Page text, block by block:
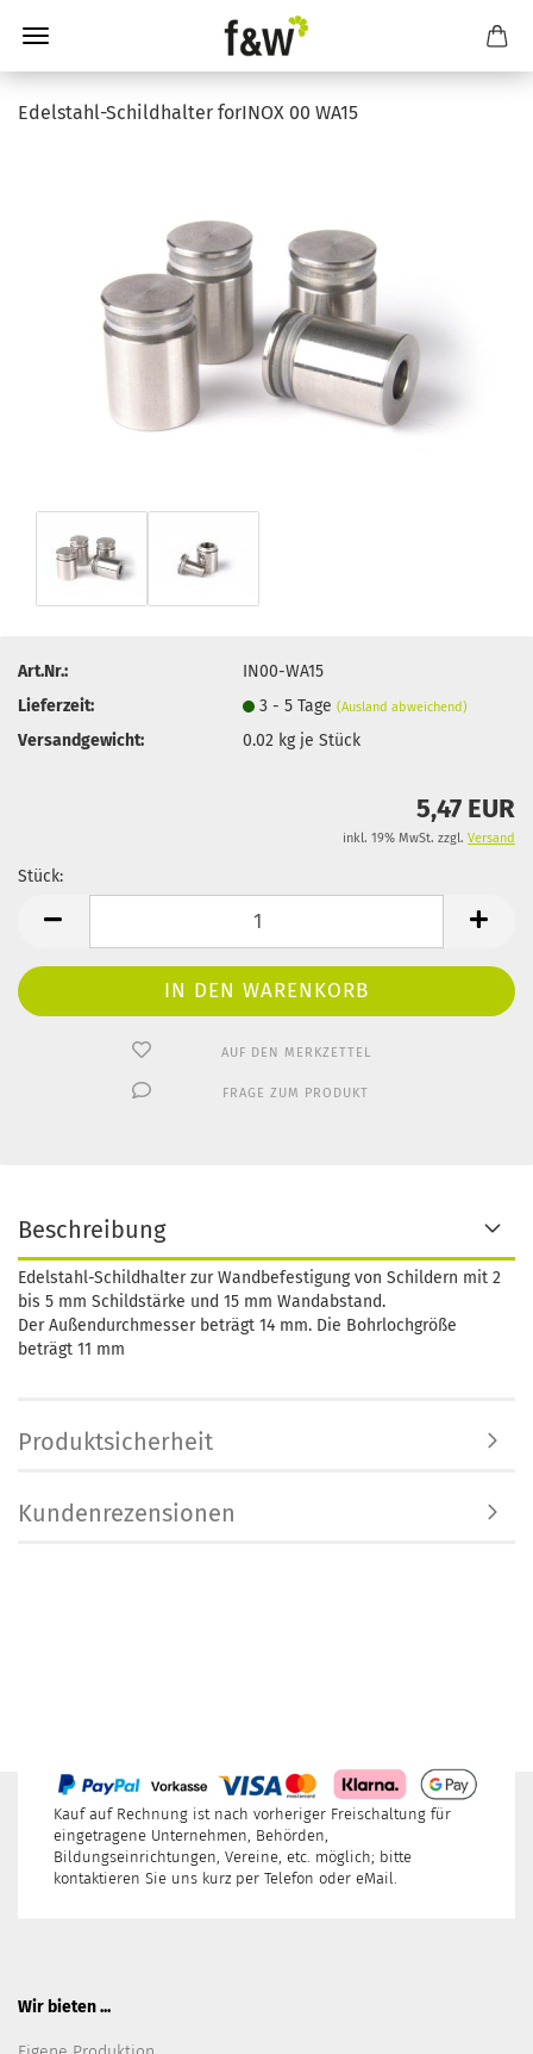
Edelstahl-Schildhalter forINOX 00 WA15
Art.Nr.:
IN00-WA15
Lieferzeit:
3 - 5 Tage(Ausland abweichend)
Versandgewicht: 0.02 kg je Stück
5,47 EUR
inkl. 19% MwSt. zzgl. Versand
Stück:
AUF DEN MERKZETTEL
FRAGE ZUM PRODUKT
Beschreibung
Edelstahl-Schildhalter zur Wandbefestigung von Schildern mit 2
bis 5 mm Schildstärke und 15 mm Wandabstand.
Der Außendurchmesser beträgt 14 mm. Die Bohrlochgröße
beträgt 11 mm
Produktsicherheit
Kundenrezensionen
Kauf auf Rechnung ist nach vorheriger Freischaltung für
eingetragene Unternehmen, Behörden,
Bildungseinrichtungen, Vereine, etc. möglich; bitte
kontaktieren Sie uns kurz per Telefon oder eMail.
Wir bieten ...